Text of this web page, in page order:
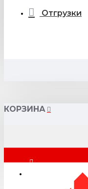
Отгрузки
КОРЗИНА